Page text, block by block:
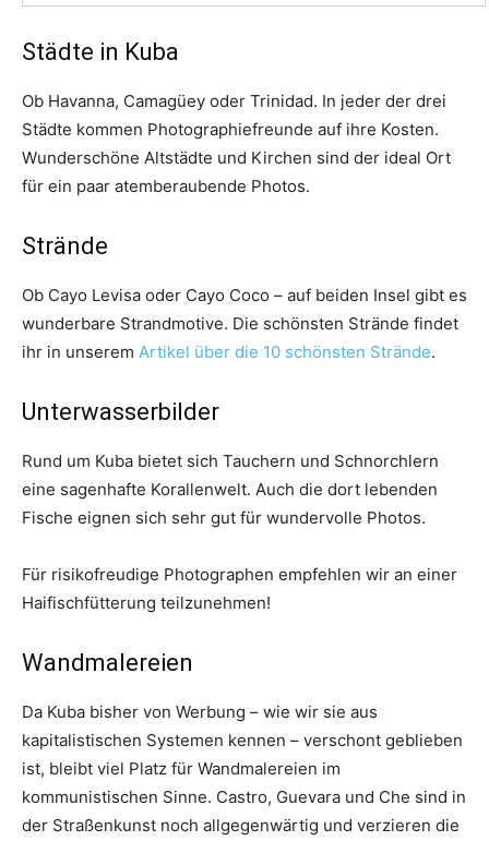
Städte in Kuba
Ob Havanna, Camagüey oder Trinidad. In jeder der drei
Städte kommen Photographiefreunde auf ihre Kosten.
Wunderschöne Altstädte und Kirchen sind der ideal Ort
für ein paar atemberaubende Photos.
Strände
Ob Cayo Levisa oder Cayo Coco – auf beiden Insel gibt es
wunderbare Strandmotive. Die schönsten Strände findet
ihr in unserem Artikel über die 10 schönsten Strände.
Unterwasserbilder
Rund um Kuba bietet sich Tauchern und Schnorchlern
eine sagenhafte Korallenwelt. Auch die dort lebenden
Fische eignen sich sehr gut für wundervolle Photos.
Für risikofreudige Photographen empfehlen wir an einer
Haifischfütterung teilzunehmen!
Wandmalereien
Da Kuba bisher von Werbung – wie wir sie aus
kapitalistischen Systemen kennen – verschont geblieben
ist, bleibt viel Platz für Wandmalereien im
kommunistischen Sinne. Castro, Guevara und Che sind in
der Straßenkunst noch allgegenwärtig und verzieren die